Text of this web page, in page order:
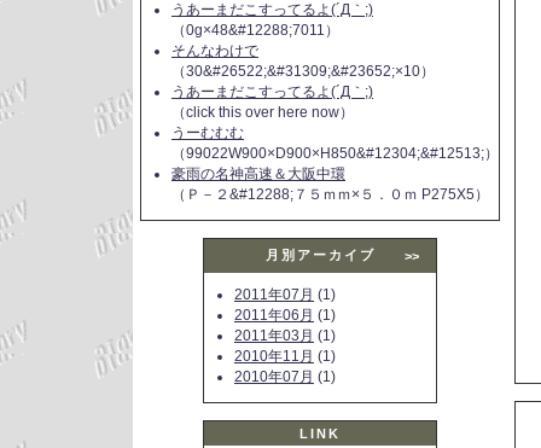
うあーまだこすってるよ(´Д｀;)
（0g×48&#12288;7011）
そんなわけで
（30&#26522;&#31309;&#23652;×10）
うあーまだこすってるよ(´Д｀;)
（click this over here now）
うーむむむ
（99022W900×D900×H850&#12304;&#12513;）
豪雨の名神高速＆大阪中環
（Ｐ－２&#12288;７５ｍｍ×５．０ｍ P275X5）
月別アーカイブ >>
2011年07月 (1)
2011年06月 (1)
2011年03月 (1)
2010年11月 (1)
2010年07月 (1)
LINK